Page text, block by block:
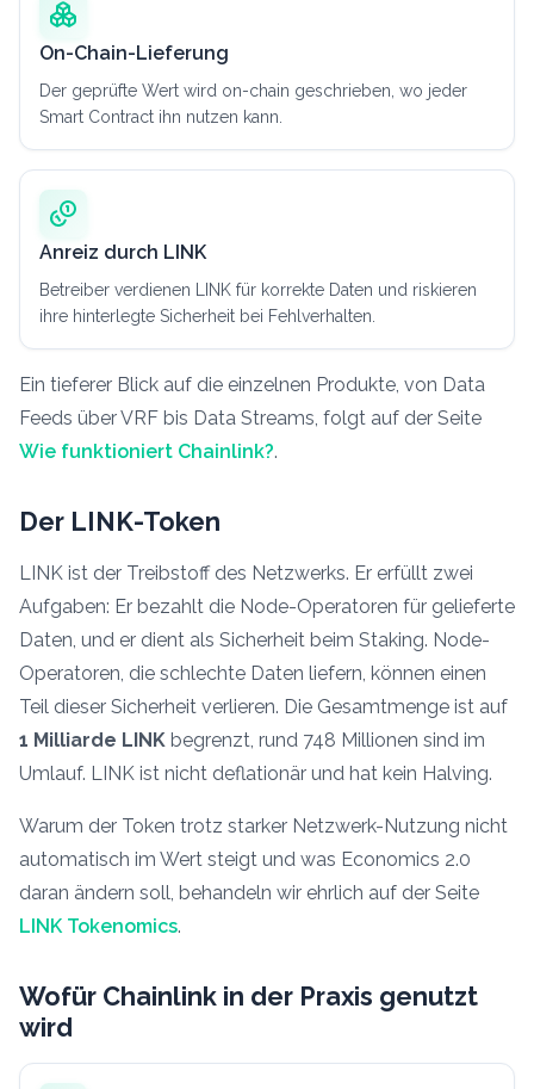
On-Chain-Lieferung
Der geprüfte Wert wird on-chain geschrieben, wo jeder
Smart Contract ihn nutzen kann.
Anreiz durch LINK
Betreiber verdienen LINK für korrekte Daten und riskieren
ihre hinterlegte Sicherheit bei Fehlverhalten.
Ein tieferer Blick auf die einzelnen Produkte, von Data
Feeds über VRF bis Data Streams, folgt auf der Seite
Wie funktioniert Chainlink?.
Der LINK-Token
LINK ist der Treibstoff des Netzwerks. Er erfüllt zwei
Aufgaben: Er bezahlt die Node-Operatoren für gelieferte
Daten, und er dient als Sicherheit beim Staking. Node-
Operatoren, die schlechte Daten liefern, können einen
Teil dieser Sicherheit verlieren. Die Gesamtmenge ist auf
1 Milliarde LINK begrenzt, rund 748 Millionen sind im
Umlauf. LINK ist nicht deflationär und hat kein Halving.
Warum der Token trotz starker Netzwerk-Nutzung nicht
automatisch im Wert steigt und was Economics 2.0
daran ändern soll, behandeln wir ehrlich auf der Seite
LINK Tokenomics.
Wofür Chainlink in der Praxis genutzt
wird